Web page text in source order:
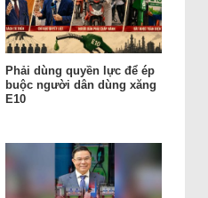
Phải dùng quyền lực để ép
buộc người dân dùng xăng
E10